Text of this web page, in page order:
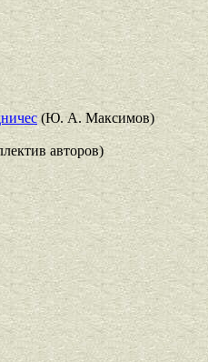
(Ю. А. Максимов)
авторов)